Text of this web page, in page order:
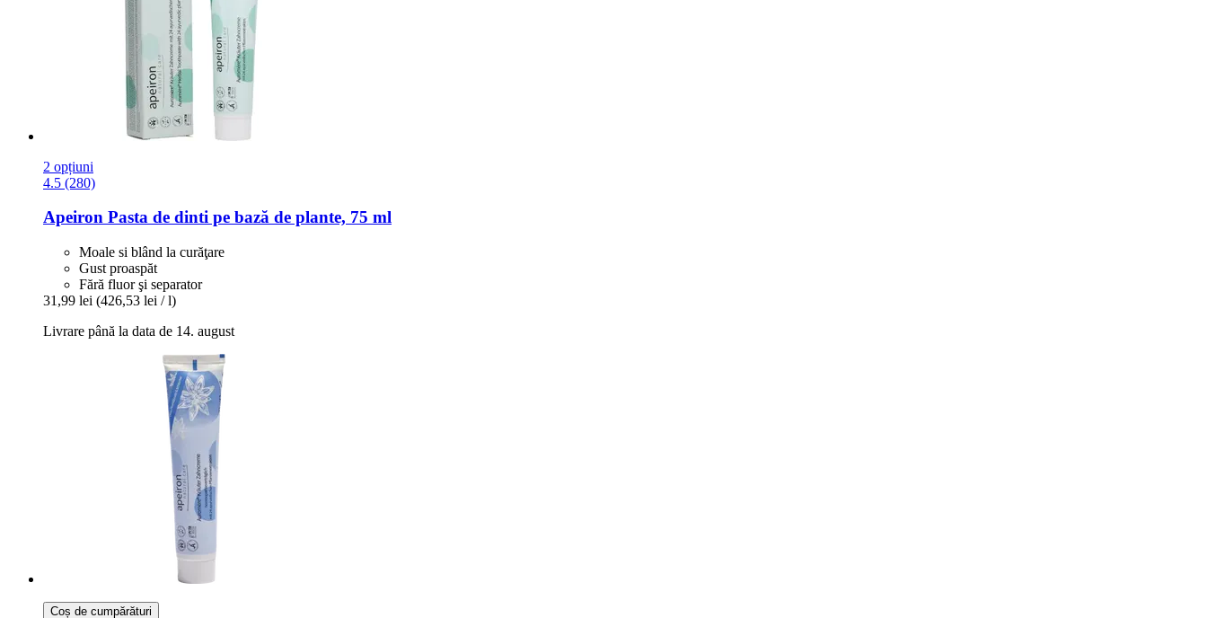
2 opțiuni
4.5 (280)
Apeiron Pasta de dinti pe bază de plante, 75 ml
Moale si blând la curăţare
Gust proaspăt
Fără fluor şi separator
31,99 lei (426,53 lei / l)
Livrare până la data de 14. august
Coș de cumpărături